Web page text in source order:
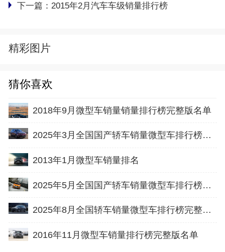
下一篇： 2015年2月汽车车级销量排行榜
精彩图片
猜你喜欢
2018年9月微型车销量销量排行榜完整版名单
2025年3月全国国产轿车销量微型车排行榜完整版(批发量
2013年1月微型车销量排名
2025年5月全国国产轿车销量微型车排行榜完整版(出口量
2025年8月全国轿车销量微型车排行榜完整版(出口量
2016年11月微型车销量排行榜完整版名单